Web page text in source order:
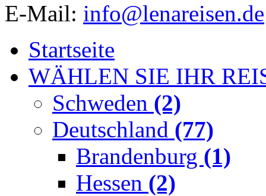
E-Mail: info@lenareisen.de
Startseite
WÄHLEN SIE IHR
Schweden (2)
Deutschland (77)
Brandenburg (1)
Hessen (2)